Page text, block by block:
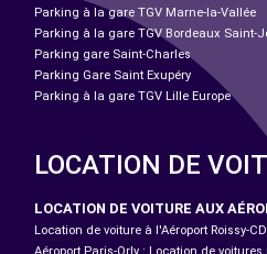
Parking à la gare TGV Marne-la-Vallée
Parking à la gare TGV Bordeaux Saint-
Parking gare Saint-Charles
Parking Gare Saint Exupéry
Parking à la gare TGV Lille Europe
LOCATION DE
LOCATION DE VOITURE AUX
Location de voiture à l'Aéroport Roissy-
Aéroport Paris-Orly : Location de voitures